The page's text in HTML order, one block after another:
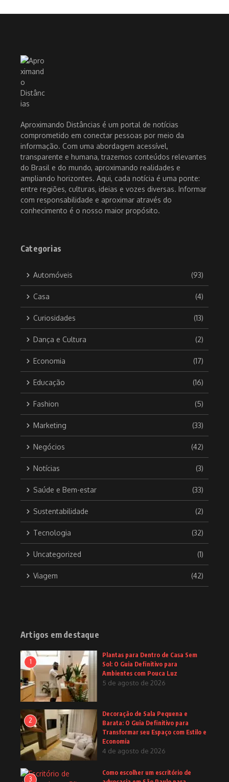
Aproximando Distâncias é um portal de notícias
comprometido em conectar pessoas por meio da
informação. Com uma abordagem acessível,
transparente e humana, trazemos conteúdos relevantes
do Brasil e do mundo, aproximando realidades e
ampliando horizontes. Aqui, cada notícia é uma ponte:
entre regiões, culturas, ideias e vozes diversas. Informar
com responsabilidade e aproximar através do
conhecimento é o nosso maior propósito.
Categorias
Automóveis (93)
Casa (4)
Curiosidades (13)
Dança e Cultura (2)
Economia (17)
Educação (16)
Fashion (5)
Marketing (33)
Negócios (42)
Notícias (3)
Saúde e Bem-estar (33)
Sustentabilidade (2)
Tecnologia (32)
Uncategorized (1)
Viagem (42)
Artigos em destaque
1
Plantas para Dentro de Casa Sem
Sol: O Guia Definitivo para
Ambientes com Pouca Luz
5 de agosto de 2026
2
Decoração de Sala Pequena e
Barata: O Guia Definitivo para
Transformar seu Espaço com Estilo e
Economia
4 de agosto de 2026
3
Como escolher um escritório de